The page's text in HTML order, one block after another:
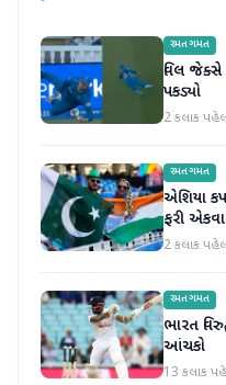
રમતગમત
વિલ જેક્સે
પકડ્યો
2 કલાક
રમતગમત
એશિયા
ફરી
2 કલાક
રમતગમત
ભારત
આંચકો
13 કલાક